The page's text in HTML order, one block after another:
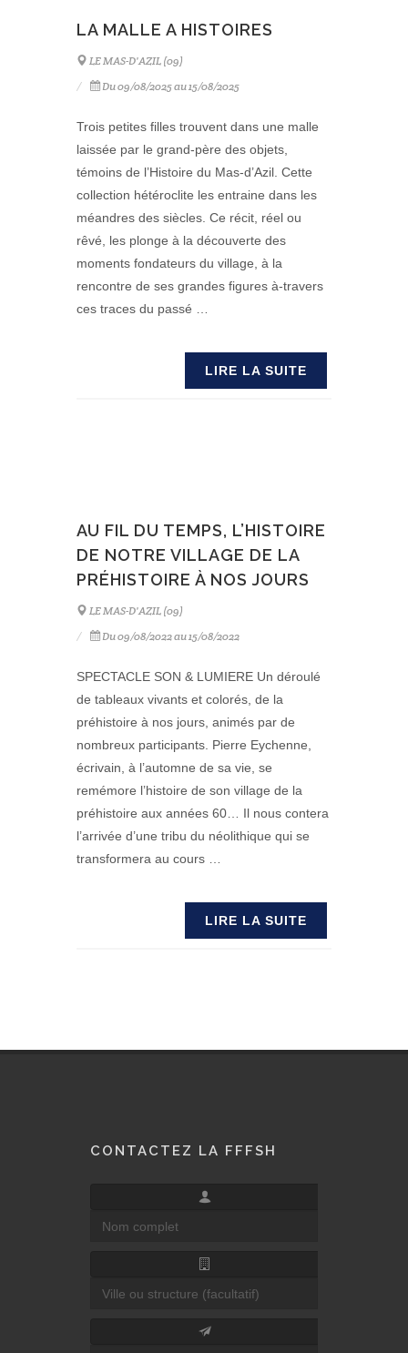
LA MALLE A HISTOIRES
LE MAS-D'AZIL (09)
Du 09/08/2025 au 15/08/2025
Trois petites filles trouvent dans une malle
laissée par le grand-père des objets,
témoins de l’Histoire du Mas-d’Azil. Cette
collection hétéroclite les entraine dans les
méandres des siècles. Ce récit, réel ou
rêvé, les plonge à la découverte des
moments fondateurs du village, à la
rencontre de ses grandes figures à-travers
ces traces du passé …
LIRE LA SUITE
AU FIL DU TEMPS, L’HISTOIRE
DE NOTRE VILLAGE DE LA
PRÉHISTOIRE À NOS JOURS
LE MAS-D'AZIL (09)
Du 09/08/2022 au 15/08/2022
SPECTACLE SON & LUMIERE Un déroulé
de tableaux vivants et colorés, de la
préhistoire à nos jours, animés par de
nombreux participants. Pierre Eychenne,
écrivain, à l’automne de sa vie, se
remémore l’histoire de son village de la
préhistoire aux années 60… Il nous contera
l’arrivée d’une tribu du néolithique qui se
transformera au cours …
LIRE LA SUITE
CONTACTEZ LA FFFSH